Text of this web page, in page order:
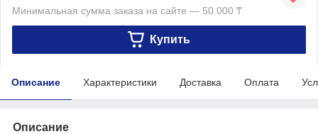
Минимальная сумма заказа на сайте — 50 000 ₸
Купить
Описание Характеристики Доставка Оплата
Описание